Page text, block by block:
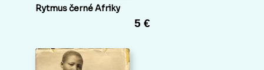
Rytmus černé Afriky
5 €